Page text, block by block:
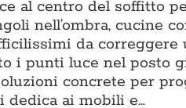
al centro del soffitto
nell’ombra, cucine
da
i punti luce nel posto
concrete per
dedica ai mobili e…